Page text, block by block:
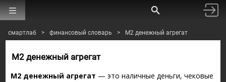
смартлаб > финансовый словарь > М2 денежный агрегат
М2 денежный агрегат
М2 денежный агрегат — это наличные деньги, чековые